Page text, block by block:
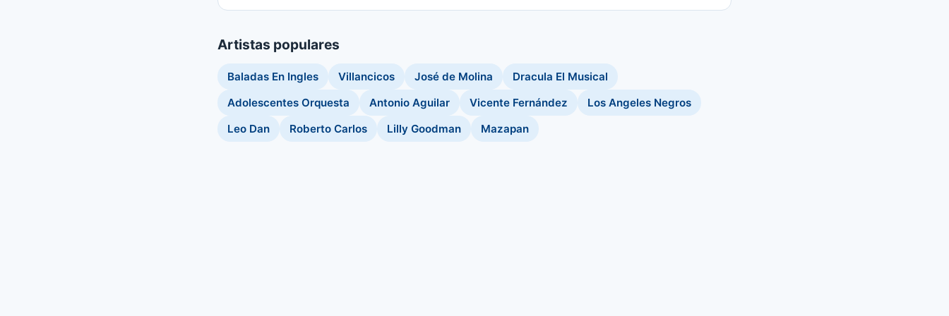
Artistas populares
Baladas En Ingles Villancicos José de Molina
Dracula El Musical
Adolescentes Orquesta
Antonio Aguilar Vicente Fernández
Los Angeles Negros
Leo Dan
Roberto Carlos Lilly Goodman Mazapan